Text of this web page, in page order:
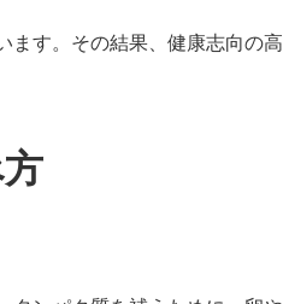
ます。その結果、健康志向の高